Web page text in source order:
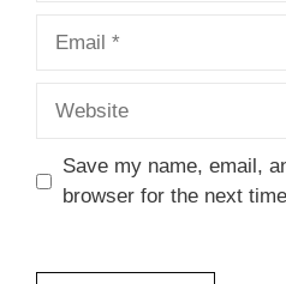
Save my name, email,
browser for the next